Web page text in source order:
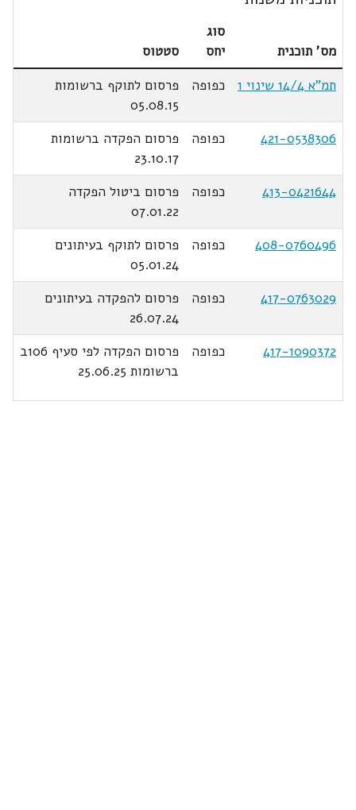
מס' תוכנית
סוג
יחס
סטטוס
תמ"א 14/4 שינוי 1
כפופה
פרסום לתוקף ברשומות
05.08.15
421-0538306
כפופה
פרסום הפקדה ברשומות
23.10.17
413-0421644
כפופה
פרסום ביטול הפקדה
07.01.22
408-0760496
כפופה
פרסום לתוקף בעיתונים
05.01.24
417-0763029
כפופה
פרסום להפקדה בעיתונים
26.07.24
417-1090372
כפופה
פרסום הפקדה לפי סעיף 106ב
ברשומות 25.06.25